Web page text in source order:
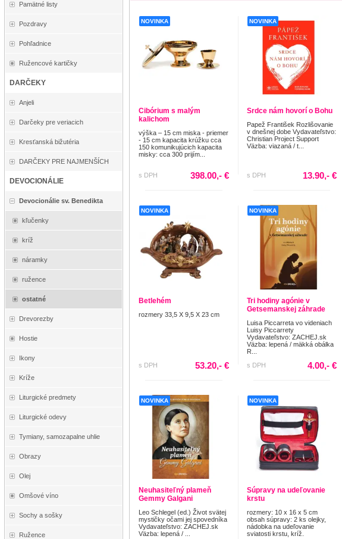
Pamätné listy
Pozdravy
Pohľadnice
Ružencové kartičky
DARČEKY
Anjeli
Darčeky pre veriacich
Kresťanská bižutéria
DARČEKY PRE NAJMENŠÍCH
DEVOCIONÁLIE
Devocionálie sv. Benedikta
kľučenky
kríž
náramky
ružence
ostatné
Drevorezby
Hostie
Ikony
Kríže
Liturgické predmety
Liturgické odevy
Tymiany, samozapalne uhlie
Obrazy
Olej
Omšové víno
Sochy a sošky
Ružence
NOVINKA
Cibórium s malým
kalichom
výška – 15 cm miska - priemer
- 15 cm kapacita krúžku cca
150 komunikujúcich kapacita
misky: cca 300 prijím...
s DPH 398.00,- €
NOVINKA
Srdce nám hovorí o Bohu
Papež František Rozlišovanie
v dnešnej dobe Vydavateľstvo:
Christian Project Support
Väzba: viazaná / t...
s DPH 13.90,- €
NOVINKA
Betlehém
rozmery 33,5 X 9,5 X 23 cm
s DPH 53.20,- €
NOVINKA
Tri hodiny agónie v
Getsemanskej záhrade
Luisa Piccarreta vo videniach
Luisy Piccarrety
Vydavateľstvo: ZACHEJ.sk
Väzba: lepená / mäkká obálka
R...
s DPH
4.00,- €
NOVINKA
Neuhasiteľný plameň
Gemmy Galgani
Leo Schlegel (ed.) Život svätej
mystičky očami jej spovedníka
Vydavateľstvo: ZACHEJ.sk
Väzba: lepená / ...
NOVINKA
Súpravy na udeľovanie
krstu
rozmery: 10 x 16 x 5 cm
obsah súpravy: 2 ks olejky,
nádobka na udeľovanie
sviatosti krstu, kríž.